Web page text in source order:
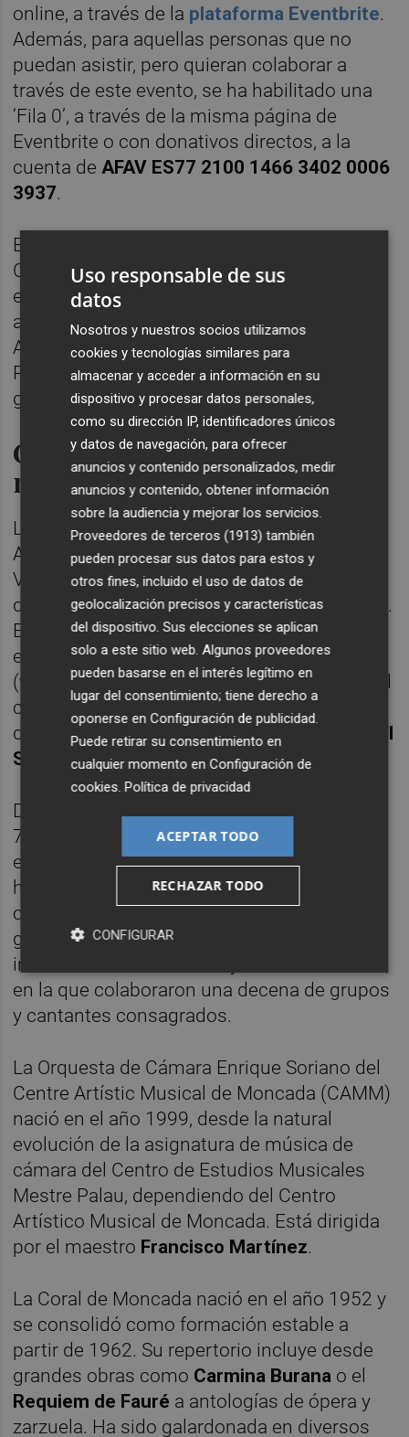
online, a través de la plataforma Eventbrite.
Además, para aquellas personas que no
puedan asistir, pero quieran colaborar a
través de este evento, se ha habilitado una
‘Fila 0’, a través de la misma página de
Eventbrite o con donativos directos, a la
cuenta de AFAV ES77 2100 1466 3402 0006
3937.
El
Centro Cultural Blasco Ibáñez para acoger
este recital, que cuenta, además, con el
apoyo de la Federación Valenciana de
Asociaciones de Familiares y Amigos de
Persones con Alzheimer (FEVAFA) y del
grupo asegurador Helvetia.
Cooperación a través de la
música
Les Veus de la Memòria fue creado por la
Asociación de Familiares de Alzheimer de
Valencia en el año 2010 como una actividad
de musicoterapia con las personas usuarias.
Está integrado por unas 40 personas, de
entre 56 y 93 años, y 10 voces en sombra
(voluntarias que dan apoyo). La dirección del
coro es compartida por la musicoterapeuta
de AFAV,
Soledad Corachán , y el músico
Raúl
Sánchez.
Durante su trayectoria, ha celebrado más de
70 conciertos, algunos de ellos, en
escenarios emblemáticos de toda España,
ha participado en programas de televisión
con tanto alcance como ‘Got Talent’ y ha
grabado un disco, ‘Desorden en el Desván’,
iniciativa de
en la que colaboraron una decena de grupos
y cantantes consagrados.
La Orquesta de Cámara Enrique Soriano del
Centre Artístic Musical de Moncada (CAMM)
nació en el año 1999, desde la natural
evolución de la asignatura de música de
cámara del Centro de Estudios Musicales
Mestre Palau, dependiendo del Centro
Artístico Musical de Moncada. Está dirigida
por el maestro Francisco Martínez.
La Coral de Moncada nació en el año 1952 y
se consolidó como formación estable a
partir de 1962. Su repertorio incluye desde
grandes obras como Carmina Burana o el
Requiem de Fauré a antologías de ópera y
zarzuela. Ha sido galardonada en diversos
Uso responsable de sus
datos
Nosotros y nuestros socios utilizamos
cookies y tecnologías similares para
almacenar y acceder a información en su
dispositivo y procesar datos personales,
como su dirección IP, identificadores únicos
y datos de navegación, para ofrecer
anuncios y contenido personalizados, medir
anuncios y contenido, obtener información
sobre la audiencia y mejorar los servicios.
Proveedores de terceros (1913) también
pueden procesar sus datos para estos y
otros fines, incluido el uso de datos de
geolocalización precisos y características
del dispositivo. Sus elecciones se aplican
solo a este sitio web. Algunos proveedores
pueden basarse en el interés legítimo en
lugar del consentimiento; tiene derecho a
oponerse enConfiguración de publicidad
Puede retirar su consentimiento en
cualquier momento enConfiguración de
cookies .Política de privacidad
ACEPTAR TODO
RECHAZAR TODO
CONFIGURAR